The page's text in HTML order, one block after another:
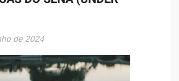
de 2024